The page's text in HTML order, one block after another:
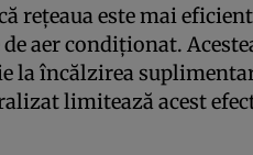
rețeaua este mai
aer condiționat.
la încălzirea
limitează acest